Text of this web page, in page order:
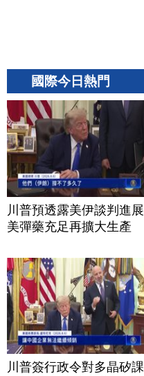
國際今日熱門
川普預透露美伊談判進展
美彈藥充足再擴大生產
川普簽行政令對多晶矽課